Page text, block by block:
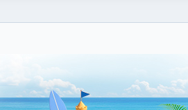
면 아래 URL에서 도메인 주소를 확인해 보세요